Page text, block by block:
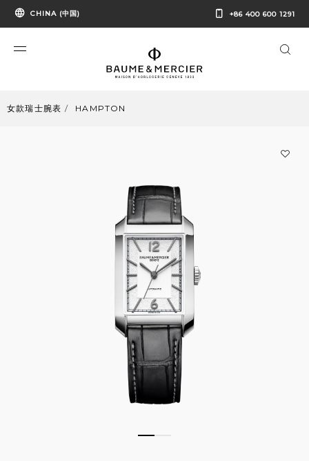
CHINA (中国) +86 400 600 1291
女款瑞士腕表 HAMPTON